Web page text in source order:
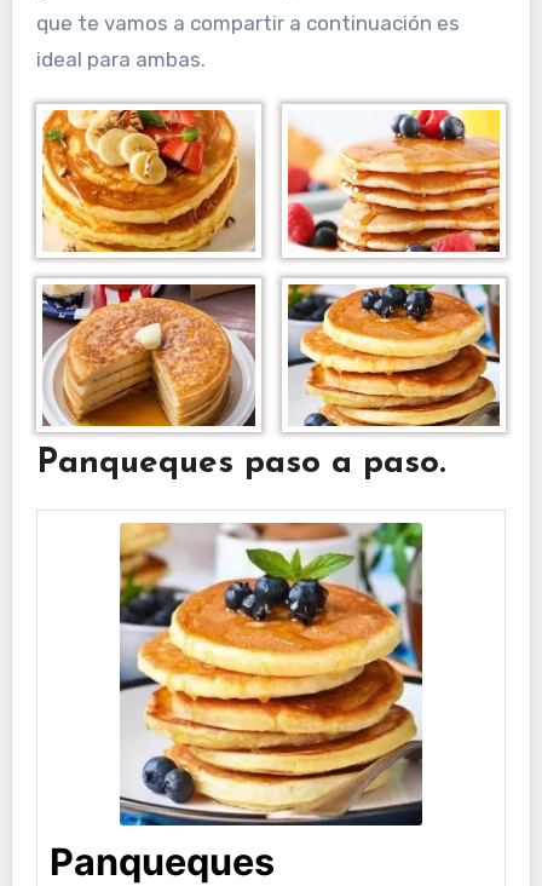
que te vamos a compartir a continuación es
ideal para ambas.
Panqueques paso a paso.
Panqueques